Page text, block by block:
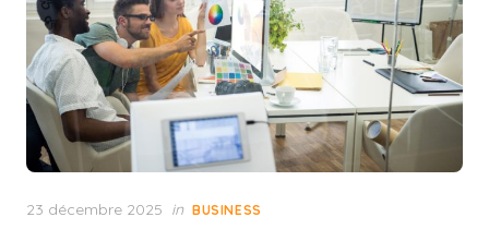
Posted
23 décembre 2025 in BUSINESS